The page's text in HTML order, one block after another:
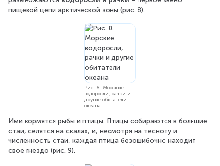
пищевой цепи арктической зоны (рис. 8).
Рис. 8. Морские
водоросли, рачки и
другие обитатели
океана
Ими кормятся рыбы и птицы. Птицы собираются в большие
стаи, селятся на скалах, и, несмотря на тесноту и
численность стаи, каждая птица безошибочно находит
свое гнездо (рис. 9).